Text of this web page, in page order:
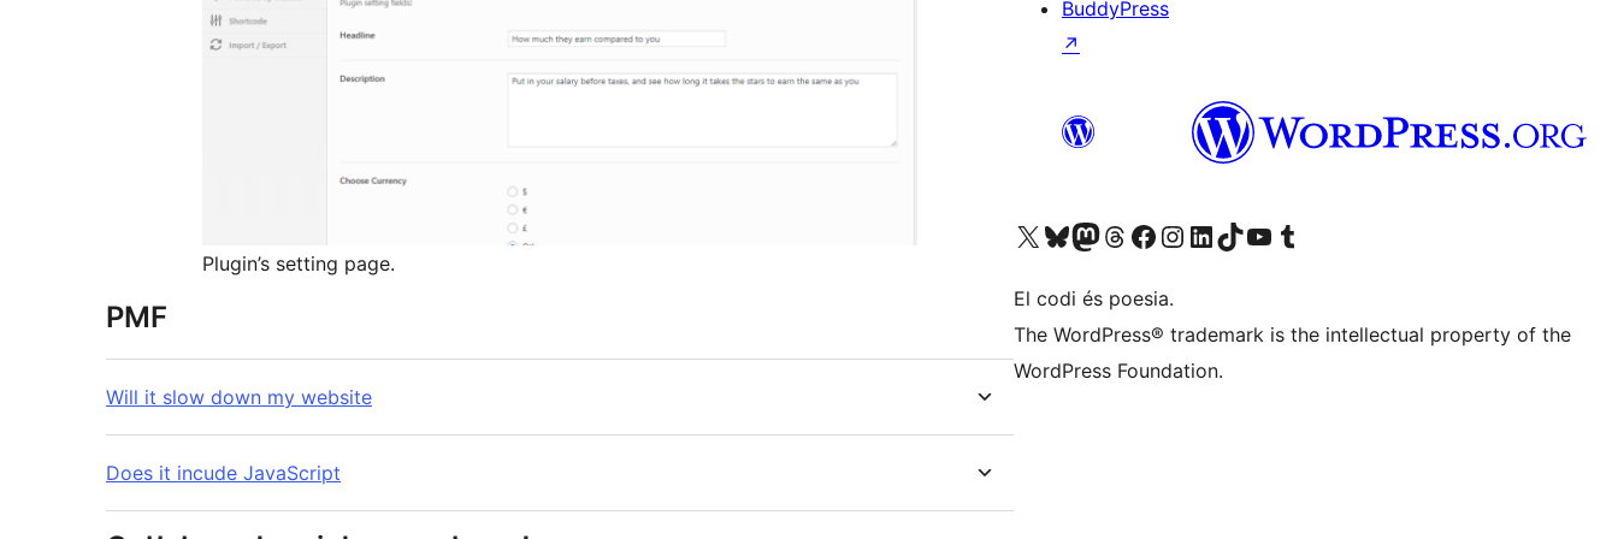
Plugin’s setting page.
PMF
Will it slow down my website
Does it incude JavaScript
BuddyPress
↗
Visiteu el nostre compte X (abans Twitter)
Visiteu el nostre compte de Bluesky
Visiteu el nostre compte al Mastodon
Visiteu el nostre compte de Threads
Visiteu la nostra pàgina al Facebook
Visiteu el nostre compte d'Instagram
Visiteu el nostre compte de LinkedIn
Visiteu el nostre compte de TikTok
Visiteu el nostre canal al YouTube
Visiteu el nostre compte de Tumblr
El codi és poesia.
The WordPress® trademark is the intellectual property of the
WordPress Foundation.